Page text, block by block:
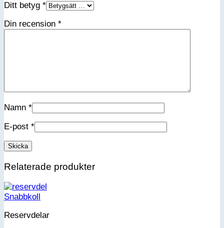
Ditt betyg *
Din recension *
Namn *
E-post *
Relaterade produkter
Snabbkoll
Reservdelar